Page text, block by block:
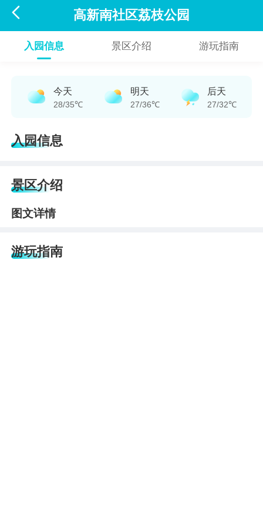
 高新南社区荔枝公园
入园信息 景区介绍 游玩指南
今天
28/35℃
明天
27/36℃
后天
27/32℃
入园信息
景区介绍
图文详情
游玩指南